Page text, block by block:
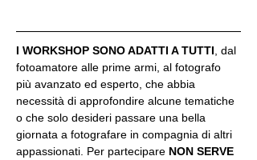
I WORKSHOP SONO ADATTI A TUTTI , dal
fotoamatore alle prime armi, al fotografo
più avanzato ed esperto, che abbia
necessità di approfondire alcune tematiche
o che solo desideri passare una bella
giornata a fotografare in compagnia di altri
appassionati. Per partecipare NON SERVE